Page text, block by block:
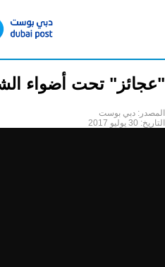
"عجائز" تحت أضواء
المصدر: دبي بوست
التاريخ: 30 يوليو 2017